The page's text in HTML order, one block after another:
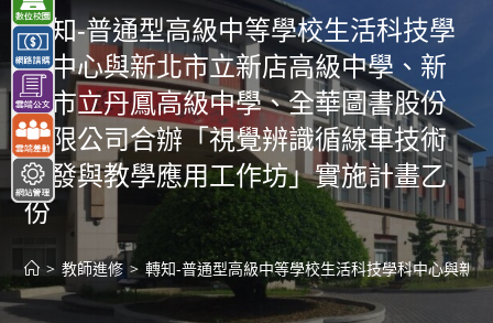
容 轉知-普通型高級中等學校生活科技學
科中心與新北市立新店高級中學、新
北市立丹鳳高級中學、全華圖書股份
有限公司合辦「視覺辨識循線車技術
開發與教學應用工作坊」實施計畫乙
份
> 教師進修 > 轉知-普通型高級中等學校生活科技學科中心與新